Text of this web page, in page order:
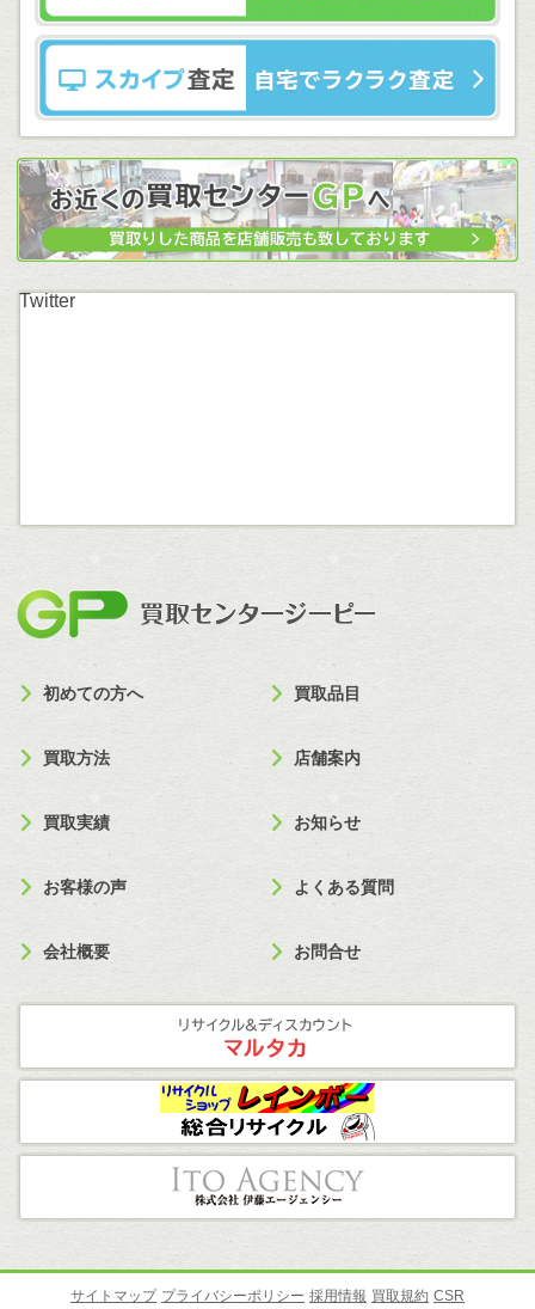
Twitter
初めての方へ 買取品目
買取方法 店舗案内
買取実績 お知らせ
お客様の声 よくある質問
会社概要 お問合せ
サイトマップ プライバシーポリシー 採用情報 買取規約 CSR